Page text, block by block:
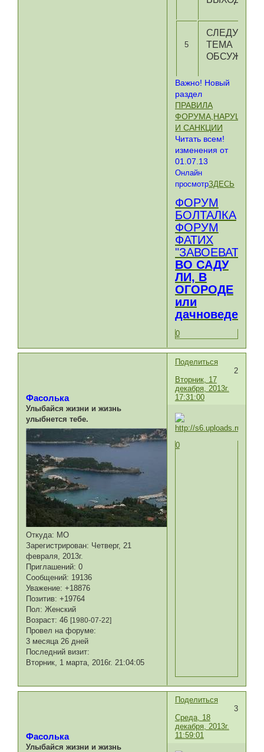
5
ТЕМА
Важно! Новый
раздел
ПРАВИЛА
И САНКЦИИ
Читать всем!
изменения от
01.07.13
Онлайн
просмотрЗДЕСЬ
ФОРУМ
БОЛТАЛКА
ФОРУМ
ФАТИХ
ВО САДУ
ЛИ, В
ОГОРОДЕ
или
дачноведение
0
Поделиться
2
Вторник, 17
декабря, 2013г.
17:31:00
Фасолька
Улыбайся жизни и жизнь
улыбнется тебе.
Откуда: МО
Зарегистрирован: Четверг, 21
февраля, 2013г.
Приглашений: 0
Сообщений: 19136
Уважение: +18876
Позитив: +19764
Пол: Женский
Возраст: 46[1980-07-22]
Провел на форуме:
3 месяца 26 дней
Последний визит:
Вторник, 1 марта, 2016г. 21:04:05
0
Поделиться
3
Среда, 18
декабря, 2013г.
11:59:01
Фасолька
Улыбайся жизни и жизнь